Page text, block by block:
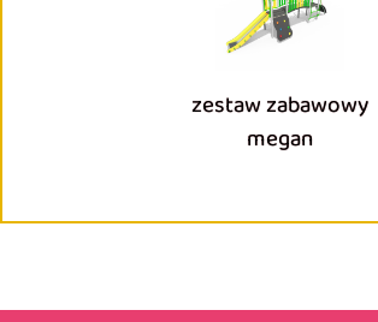
zestaw zabawowy
megan